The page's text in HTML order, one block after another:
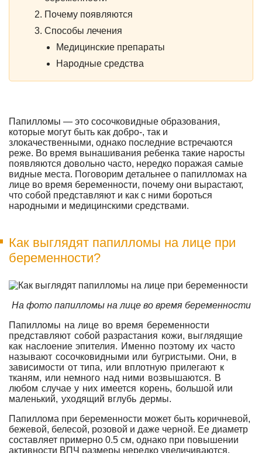
Почему появляются
Способы лечения
Медицинские препараты
Народные средства
Папилломы — это сосочковидные образования,
которые могут быть как добро-, так и
злокачественными, однако последние встречаются
реже. Во время вынашивания ребенка такие наросты
появляются довольно часто, нередко поражая самые
видные места. Поговорим детальнее о папилломах на
лице во время беременности, почему они вырастают,
что собой представляют и как с ними бороться
народными и медицинскими средствами.
Как выглядят папилломы на лице при
беременности?
На фото папилломы на лице во время беременности
Папилломы на лице во время беременности
представляют собой разрастания кожи, выглядящие
как наслоение эпителия. Именно поэтому их часто
называют сосочковидными или бугристыми. Они, в
зависимости от типа, или вплотную прилегают к
тканям, или немного над ними возвышаются. В
любом случае у них имеется корень, большой или
маленький, уходящий вглубь дермы.
Папиллома при беременности может быть коричневой,
бежевой, белесой, розовой и даже черной. Ее диаметр
составляет примерно 0.5 см, однако при повышении
активности ВПЧ размеры нередко увеличиваются.